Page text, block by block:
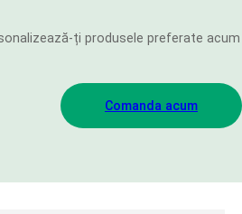
ți produsele preferate acum
Comanda acum